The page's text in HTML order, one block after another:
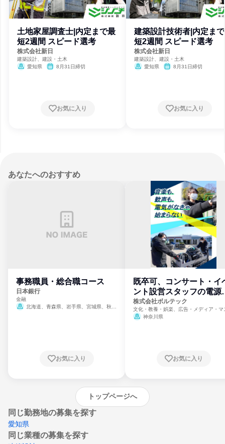
土地家屋調査士|内定まで最
短2週間 スピード選考
株式会社新日
建築設計、建設・土木
愛知県
8月31日締切
お気に入り
建築設計技術者|内定ま
短2週間 スピード選考
株式会社新日
建築設計、建設・土木
愛知県
8月31日締切
お気に入り
あなたへのおすすめ
事務職員・総合職コース
日本銀行
金融
北海道、青森県、岩手県、宮城県、秋田
崎県、熊本県、大分県、宮崎県、鹿児島県、
お気に入り
既卒可、コンサート・イ
ント設営スタッフの電源
門
株式会社ボルテック
文化・教養・娯楽、広告・メディア・マ
ミ、電力・ガス・水道・エネルギー
神奈川県
お気に入り
トップページへ
同じ勤務地の募集を探す
愛知県
同じ業種の募集を探す